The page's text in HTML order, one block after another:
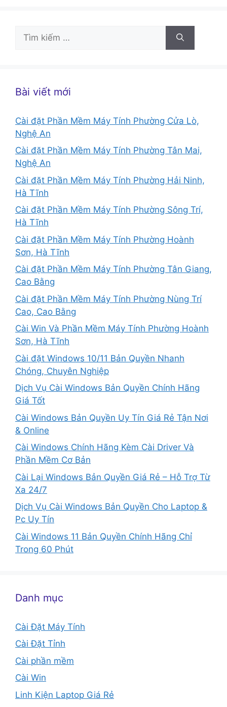
Tìm
kiếm
Bài viết mới
Cài đặt Phần Mềm Máy Tính Phường Cửa Lò,
Nghệ An
Cài đặt Phần Mềm Máy Tính Phường Tân Mai,
Nghệ An
Cài đặt Phần Mềm Máy Tính Phường Hải Ninh,
Hà Tĩnh
Cài đặt Phần Mềm Máy Tính Phường Sông Trí,
Hà Tĩnh
Cài đặt Phần Mềm Máy Tính Phường Hoành
Sơn, Hà Tĩnh
Cài đặt Phần Mềm Máy Tính Phường Tân Giang,
Cao Bằng
Cài đặt Phần Mềm Máy Tính Phường Nùng Trí
Cao, Cao Bằng
Cài Win Và Phần Mềm Máy Tính Phường Hoành
Sơn, Hà Tĩnh
Cài đặt Windows 10/11 Bản Quyền Nhanh
Chóng, Chuyên Nghiệp
Dịch Vụ Cài Windows Bản Quyền Chính Hãng
Giá Tốt
Cài Windows Bản Quyền Uy Tín Giá Rẻ Tận Nơi
& Online
Cài Windows Chính Hãng Kèm Cài Driver Và
Phần Mềm Cơ Bản
Cài Lại Windows Bản Quyền Giá Rẻ – Hỗ Trợ Từ
Xa 24/7
Dịch Vụ Cài Windows Bản Quyền Cho Laptop &
Pc Uy Tín
Cài Windows 11 Bản Quyền Chính Hãng Chỉ
Trong 60 Phút
Danh mục
Cài Đặt Máy Tính
Cài Đặt Tỉnh
Cài phần mềm
Cài Win
Linh Kiện Laptop Giá Rẻ